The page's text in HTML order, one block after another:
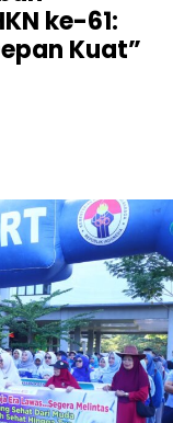
ke-61:
Kuat”